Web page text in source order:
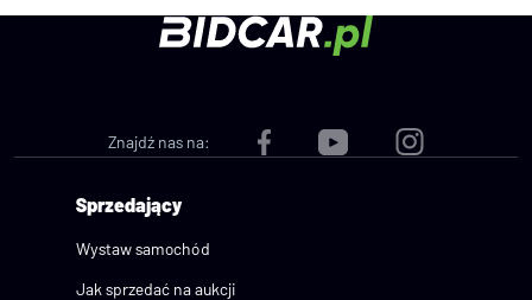
Znajdź nas na:
Sprzedający
Wystaw samochód
Jak sprzedać na aukcji